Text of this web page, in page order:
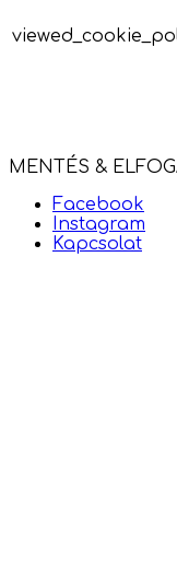
MENTÉS &
Facebook
Instagram
Kapcsolat